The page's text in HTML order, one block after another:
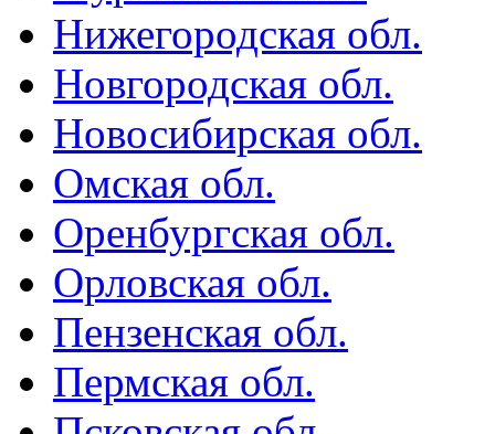
Нижегородская обл.
Новгородская обл.
Новосибирская обл.
Омская обл.
Оренбургская обл.
Орловская обл.
Пензенская обл.
Пермская обл.